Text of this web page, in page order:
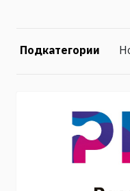
Подкатегории